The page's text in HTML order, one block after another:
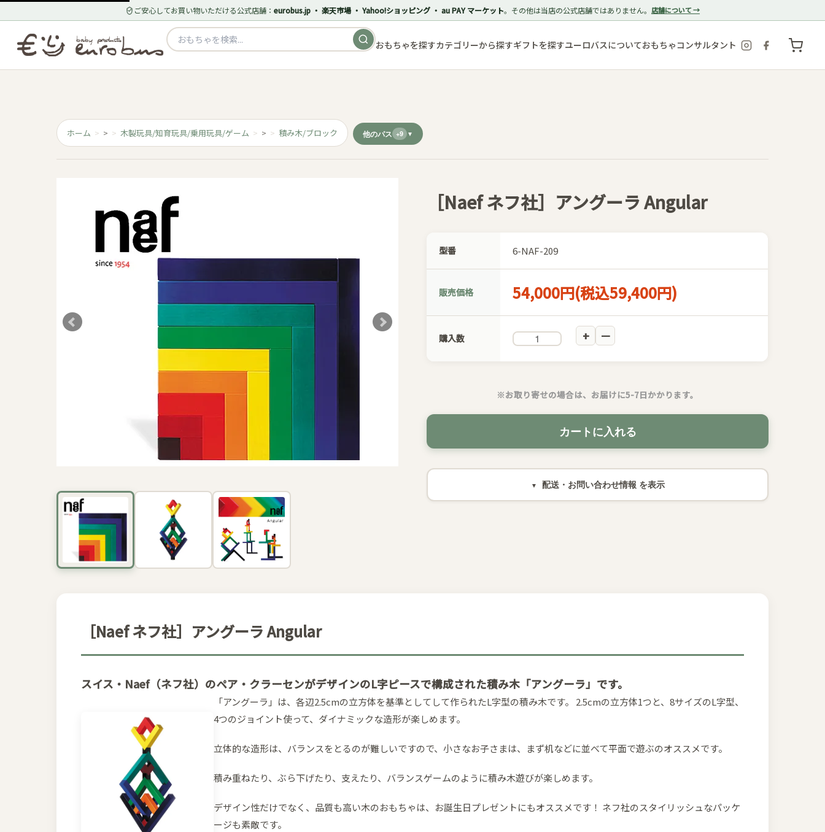
ご安心してお買い物いただける公式店舗： eurobus.jp ・ 楽天市場 ・ Yahoo!ショッピング ・ au PAY マーケット。その他は当店の公式店舗ではありません。 店舗について →
おもちゃを探すカテゴリーから探すギフトを探すユーロバスについておもちゃコンサルタント
ホーム > 木製玩具/知育玩具/乗用玩具/ゲーム > 積み木/ブロック 他のパス +9
［Naef ネフ社］アングーラ Angular
型番 6-NAF-209
販売価格 54,000円(税込59,400円)
購入数
※お取り寄せの場合は、お届けに5-7日かかります。
カートに入れる
配送・お問い合わせ情報
［Naef ネフ社］アングーラ Angular
スイス・Naef（ネフ社）のペア・クラーセンがデザインのL字ピースで構成された積み木「アングーラ」です。
「アングーラ」は、各辺2.5cmの立方体を基準としてして作られたL字型の積み木です。 2.5cmの立方体1つと、8サイズのL字型、
4つのジョイント使って、ダイナミックな造形が楽しめます。
立体的な造形は、バランスをとるのが難しいですので、小さなお子さまは、まず机などに並べて平面で遊ぶのオススメです。
積み重ねたり、ぶら下げたり、支えたり、バランスゲームのように積み木遊びが楽しめます。
デザイン性だけでなく、品質も高い木のおもちゃは、お誕生日プレゼントにもオススメです！ ネフ社のスタイリッシュなパッケ
ージも素敵です。